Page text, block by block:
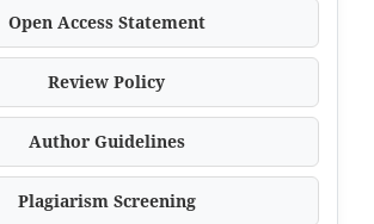
Open Access Statement
Review Policy
Author Guidelines
Plagiarism Screening